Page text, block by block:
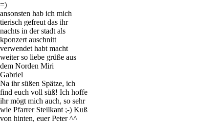
=)
ansonsten hab ich mich
tierisch gefreut das ihr
nachts in der stadt als
kponzert auschnitt
verwendet habt macht
weiter so liebe grüße aus
dem Norden Miri
Gabriel
Na ihr süßen Spätze, ich
find euch voll süß! Ich hoffe
ihr mögt mich auch, so sehr
wie Pfarrer Steilkant ;-) Kuß
von hinten, euer Peter ^^